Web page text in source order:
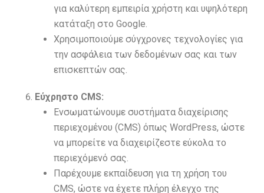
για καλύτερη εμπειρία χρήστη και υψηλότερη
κατάταξη στο Google.
Χρησιμοποιούμε σύγχρονες τεχνολογίες για
την ασφάλεια των δεδομένων σας και των
επισκεπτών σας.
Εύχρηστο CMS:
Ενσωματώνουμε συστήματα διαχείρισης
περιεχομένου (CMS) όπως WordPress, ώστε
να μπορείτε να διαχειρίζεστε εύκολα το
περιεχόμενό σας.
Παρέχουμε εκπαίδευση για τη χρήση του
CMS, ώστε να έχετε πλήρη έλεγχο της